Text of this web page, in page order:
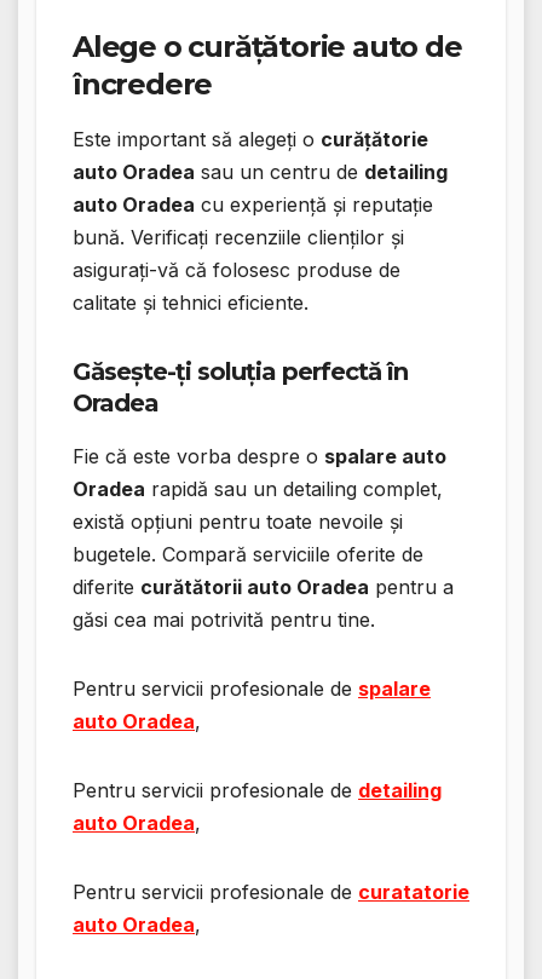
Alege o curățătorie auto de
încredere
Este important să alegeți o curățătorie
auto Oradea sau un centru de detailing
auto Oradea cu experiență și reputație
bună. Verificați recenziile clienților și
asigurați-vă că folosesc produse de
calitate și tehnici eficiente.
Găsește-ți soluția perfectă în
Oradea
Fie că este vorba despre o spalare auto
Oradea rapidă sau un detailing complet,
există opțiuni pentru toate nevoile și
bugetele. Compară serviciile oferite de
diferite curătătorii auto Oradea pentru a
găsi cea mai potrivită pentru tine.
Pentru servicii profesionale de spalare
auto Oradea,
Pentru servicii profesionale de detailing
auto Oradea,
Pentru servicii profesionale de curatatorie
auto Oradea,